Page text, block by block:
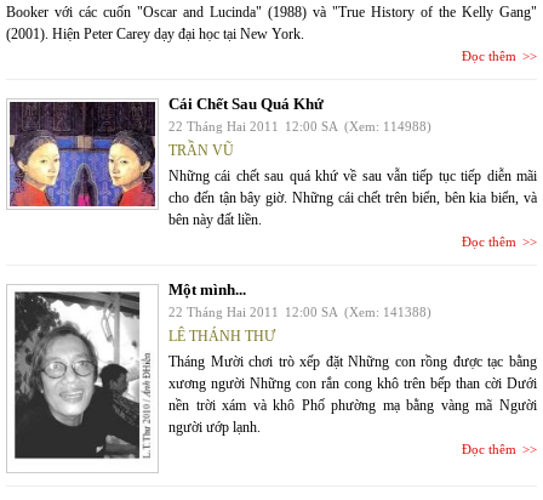
Booker với các cuốn "Oscar and Lucinda" (1988) và "True History of the Kelly Gang"
(2001). Hiện Peter Carey dạy đại học tại New York.
Đọc thêm
Cái Chết Sau Quá Khứ
22 Tháng Hai 2011 12:00 SA (Xem: 114988)
TRẦN VŨ
Những cái chết sau quá khứ về sau vẫn tiếp tục tiếp diễn mãi
cho đến tận bây giờ. Những cái chết trên biển, bên kia biển, và
bên này đất liền.
Đọc thêm
Một mình...
22 Tháng Hai 2011 12:00 SA (Xem: 141388)
LÊ THÁNH THƯ
Tháng Mười chơi trò xếp đặt Những con rồng được tạc bằng
xương người Những con rắn cong khô trên bếp than cời Dưới
nền trời xám và khô Phố phường mạ bằng vàng mã Người
người ướp lạnh.
Đọc thêm